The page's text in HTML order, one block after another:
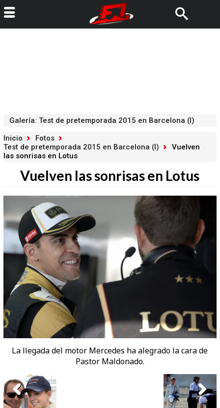
Galería: Test de pretemporada 2015 en Barcelona (I)
Inicio
Fotos
Test de pretemporada 2015 en Barcelona (I)
Vuelven
las sonrisas en Lotus
Vuelven las sonrisas en Lotus
La llegada del motor Mercedes ha alegrado la cara de
Pastor Maldonado.